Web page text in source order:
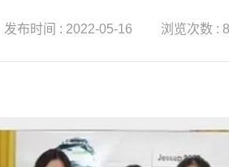
发布时间 : 2022-05-16 浏览次数 :